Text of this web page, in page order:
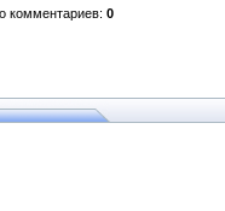
комментариев: 0